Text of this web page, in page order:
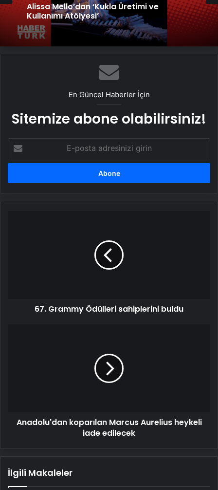
Alissa Mello’dan ‘Kukla Üretimi ve
Kullanımı Atölyesi’
En Güncel Haberler İçin
Sitemize abone olabilirsiniz!
posta
adresinizi
67. Grammy Ödülleri sahiplerini buldu
Anadolu'dan koparılan Marcus Aurelius heykeli
iade edilecek
İlgili Makaleler